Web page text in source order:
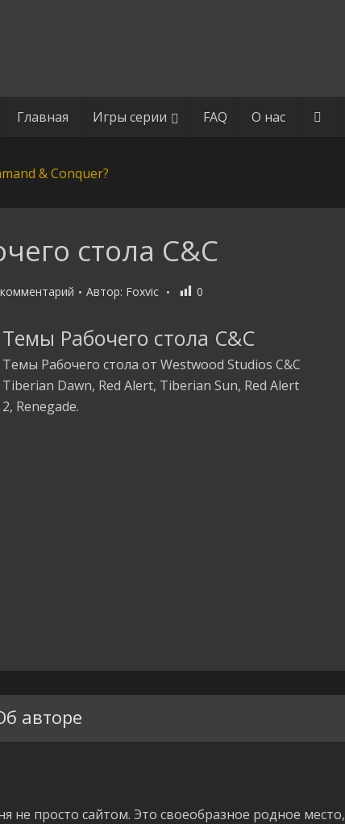
Главная Игры серии FAQ О нас
стола C&C
Автор: Foxvic 0
Темы Рабочего стола C&C
Темы Рабочего стола от Westwood Studios C&C
Tiberian Dawn, Red Alert, Tiberian Sun, Red Alert
2, Renegade.
авторе
не просто сайтом. Это своеобразное родное место,